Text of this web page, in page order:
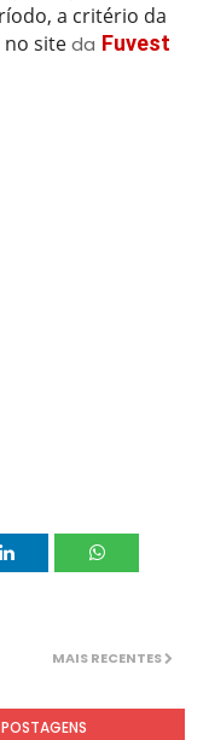
a critério da
no siteda Fuvest
MAIS RECENTES